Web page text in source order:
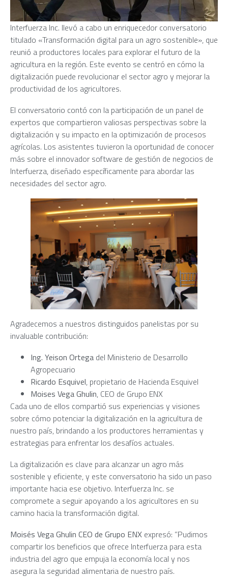
Interfuerza Inc. llevó a cabo un enriquecedor conversatorio
titulado «Transformación digital para un agro sostenible», que
reunió a productores locales para explorar el futuro de la
agricultura en la región. Este evento se centró en cómo la
digitalización puede revolucionar el sector agro y mejorar la
productividad de los agricultores.
El conversatorio contó con la participación de un panel de
expertos que compartieron valiosas perspectivas sobre la
digitalización y su impacto en la optimización de procesos
agrícolas. Los asistentes tuvieron la oportunidad de conocer
más sobre el innovador software de gestión de negocios de
Interfuerza, diseñado específicamente para abordar las
necesidades del sector agro.
Agradecemos a nuestros distinguidos panelistas por su
invaluable contribución:
Ing. Yeison Ortega del Ministerio de Desarrollo
Agropecuario
Ricardo Esquivel, propietario de Hacienda Esquivel
Moises Vega Ghulin, CEO de Grupo ENX
Cada uno de ellos compartió sus experiencias y visiones
sobre cómo potenciar la digitalización en la agricultura de
nuestro país, brindando a los productores herramientas y
estrategias para enfrentar los desafíos actuales.
La digitalización es clave para alcanzar un agro más
sostenible y eficiente, y este conversatorio ha sido un paso
importante hacia ese objetivo. Interfuerza Inc. se
compromete a seguir apoyando a los agricultores en su
camino hacia la transformación digital.
Moisés Vega Ghulin CEO de Grupo ENX expresó: ”Pudimos
compartir los beneficios que ofrece Interfuerza para esta
industria del agro que empuja la economía local y nos
asegura la seguridad alimentaria de nuestro país.